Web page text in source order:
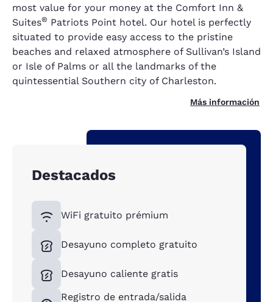
most value for your money at the Comfort Inn &
Suites® Patriots Point hotel. Our hotel is perfectly
situated to provide easy access to the pristine
beaches and relaxed atmosphere of Sullivan’s Island
or Isle of Palms or all the landmarks of the
quintessential Southern city of Charleston.
Más información
Destacados
WiFi gratuito prémium
Desayuno completo gratuito
Desayuno caliente gratis
Registro de entrada/salida